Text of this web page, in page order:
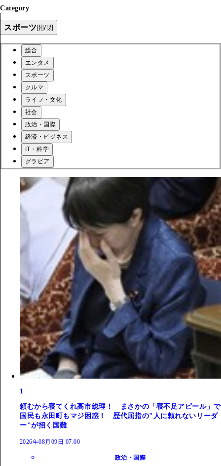
Category
スポーツ開/閉
総合
エンタメ
スポーツ
クルマ
ライフ・文化
社会
政治・国際
経済・ビジネス
IT・科学
グラビア
1
頼むから寝てくれ高市総理！ まさかの「寝不足アピール」で
国民も永田町もマジ困惑！ 歴代屈指の"人に頼れないリーダ
ー"が招く国難
2026年08月09日 07:00
政治・国際